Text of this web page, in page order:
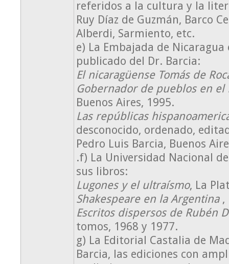
referidos a la cultura y la
Ruy Díaz de Guzmán, Barco
Alberdi, Sarmiento, etc.
e) La Embajada de
publicado del Dr. Barcia:
El nicaragüense Tomás de
Gobernador de pueblos en el
Buenos Aires, 1995.
Las repúblicas
desconocido, ordenado,
Pedro Luis Barcia, Buenos
.f) La Universidad Nacional
sus libros:
Lugones y el ultraísmo, La
Shakespeare en la Argentina ,
Escritos dispersos de Rubén
tomos, 1968 y 1977.
g) La Editorial Castalia de
Barcia, las ediciones con